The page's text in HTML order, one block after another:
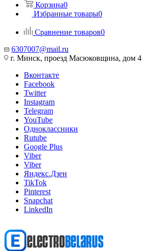
Корзина0
Избранные товары0
Сравнение товаров0
6307007@mail.ru
г. Минск, проезд Масюковщина, дом 4
Вконтакте
Facebook
Twitter
Instagram
Telegram
YouTube
Одноклассники
Rutube
Google Plus
Viber
Viber
Яндекс.Дзен
TikTok
Pinterest
Snapchat
LinkedIn